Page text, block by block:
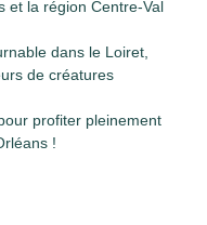
et la région Centre-Val
dans le Loiret,
de créatures
profiter pleinement
!